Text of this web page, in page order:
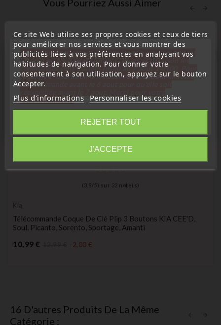
Vous Pourriez Aussi Aimer
( 3,8 / 5) sur 32 note(s)
Kia
Télécommande Coque De Clé Plip 3 Boutons KIA CEE'D,
Soul, Picanto, Sorento, Sportage, Amanti
10,99 € -2,00 €
16 D'autres Produits De La Même
Catégorie :
Ce site Web utilise ses propres cookies et ceux de tiers
pour améliorer nos services et vous montrer des
publicités liées à vos préférences en analysant vos
habitudes de navigation. Pour donner votre
consentement à son utilisation, appuyez sur le bouton
Accepter.
Plus d'informations Personnaliser les cookies
REJETER TOUT
J'ACCEPTE
« Attention, notre société sera fermée pour congés du
10 aout au 1 septembre inclus. Pour cette raison les
commandes sont traitées jusqu'au 7 aout 14H00. Pour
le service réparation nous devons réceptionner votre
télécommande avant le 6 aout pour qu'elle soit
compréhension»
Fermer
Information